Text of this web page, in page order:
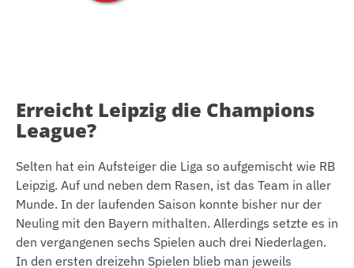
Erreicht Leipzig die Champions
League?
Selten hat ein Aufsteiger die Liga so aufgemischt wie RB
Leipzig. Auf und neben dem Rasen, ist das Team in aller
Munde. In der laufenden Saison konnte bisher nur der
Neuling mit den Bayern mithalten. Allerdings setzte es in
den vergangenen sechs Spielen auch drei Niederlagen.
In den ersten dreizehn Spielen blieb man jeweils